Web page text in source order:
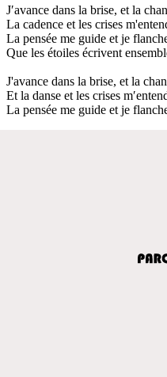
J′avance dans la brise, et la
La cadence et les crises
La pensée me guide et je
Que les étoiles écrivent
J'avance dans la brise, et la
Et la danse et les crises
La pensée me guide et je